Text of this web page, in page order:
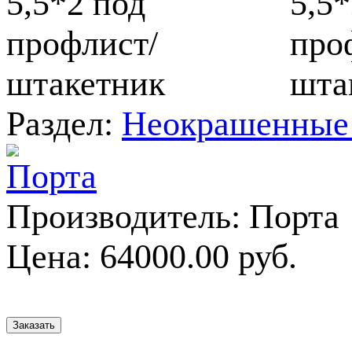
Раздел: Неокрашенные
Производитель: Порта
Цена: 64000.00 руб.